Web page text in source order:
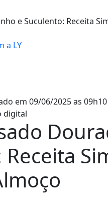
a LY
em 09/06/2025 as 09h10
digital